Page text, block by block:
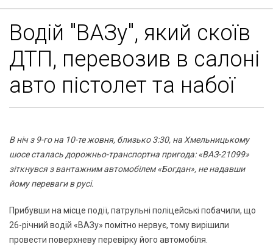
Водій "ВАЗу", який скоїв
ДТП, перевозив в салоні
авто пістолет та набої
В ніч з 9-го на 10-те жовня, близько 3:30, на Хмельницькому
шосе сталась дорожньо-транспортна пригода: «ВАЗ-21099»
зіткнувся з вантажним автомобілем «Богдан», не надавши
йому переваги в русі.
Прибувши на місце події, патрульні поліцейські побачили, що
26-річний водій «ВАЗу» помітно нервує, тому вирішили
провести поверхневу перевірку його автомобіля.